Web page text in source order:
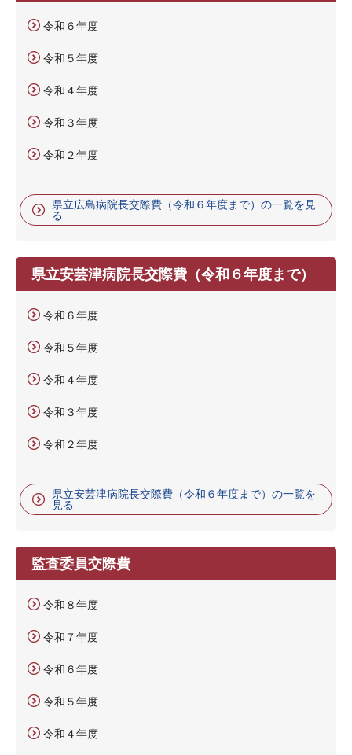
令和６年度
令和５年度
令和４年度
令和３年度
令和２年度
県立広島病院長交際費（令和６年度まで）の一覧を見
る
県立安芸津病院長交際費（令和６年度まで）
令和６年度
令和５年度
令和４年度
令和３年度
令和２年度
県立安芸津病院長交際費（令和６年度まで）の一覧を
見る
監査委員交際費
令和８年度
令和７年度
令和６年度
令和５年度
令和４年度